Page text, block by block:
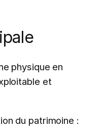
physique en
et
du patrimoine :